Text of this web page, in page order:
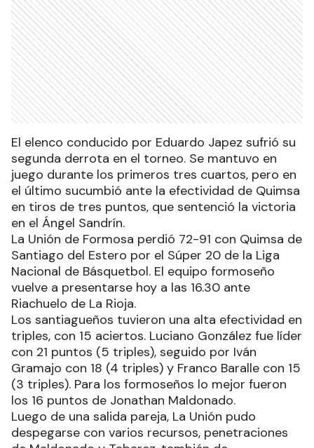
El elenco conducido por Eduardo Japez sufrió su
segunda derrota en el torneo. Se mantuvo en
juego durante los primeros tres cuartos, pero en
el último sucumbió ante la efectividad de Quimsa
en tiros de tres puntos, que sentenció la victoria
en el Ángel Sandrín.
La Unión de Formosa perdió 72-91 con Quimsa de
Santiago del Estero por el Súper 20 de la Liga
Nacional de Básquetbol. El equipo formoseño
vuelve a presentarse hoy a las 16.30 ante
Riachuelo de La Rioja.
Los santiagueños tuvieron una alta efectividad en
triples, con 15 aciertos. Luciano González fue líder
con 21 puntos (5 triples), seguido por Iván
Gramajo con 18 (4 triples) y Franco Baralle con 15
(3 triples). Para los formoseños lo mejor fueron
los 16 puntos de Jonathan Maldonado.
Luego de una salida pareja, La Unión pudo
despegarse con varios recursos, penetraciones